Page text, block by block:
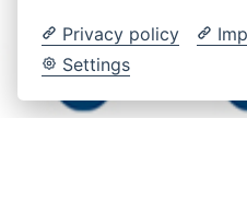
Privacy policy
Settings